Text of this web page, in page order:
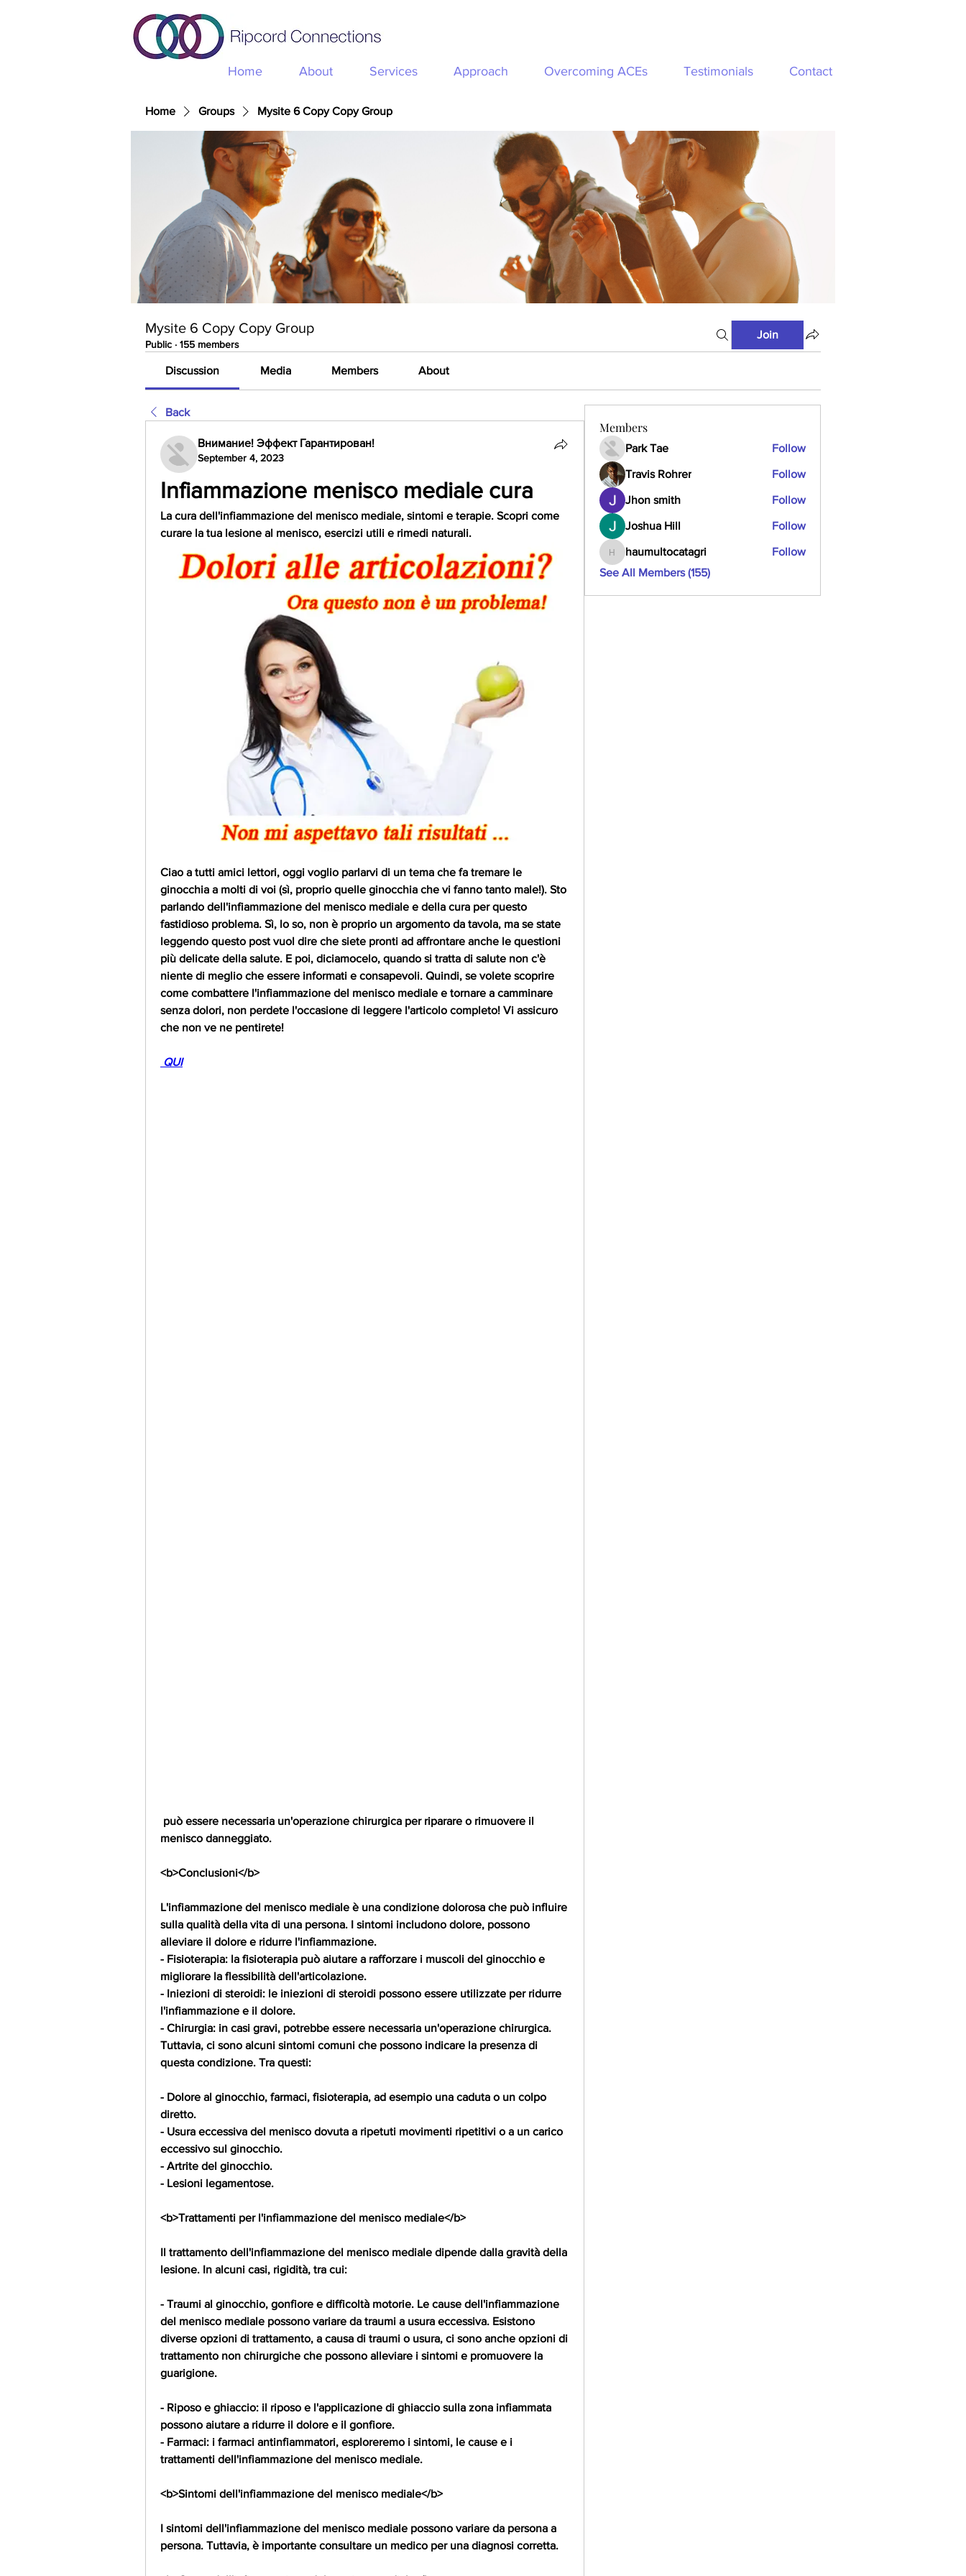
Home About Services Approach Overcoming ACEs Testimonials Contact
Home Groups Mysite 6 Copy Copy Group
Mysite 6 Copy Copy Group
Public · 155 members
Join
Discussion Media Members About
Back
Внимание! Эффект Гарантирован!
September 4, 2023
Infiammazione menisco mediale cura
La cura dell'infiammazione del menisco mediale, sintomi e terapie. Scopri come
curare la tua lesione al menisco, esercizi utili e rimedi naturali.
Ciao a tutti amici lettori, oggi voglio parlarvi di un tema che fa tremare le
ginocchia a molti di voi (sì, proprio quelle ginocchia che vi fanno tanto male!). Sto
parlando dell'infiammazione del menisco mediale e della cura per questo
fastidioso problema. Sì, lo so, non è proprio un argomento da tavola, ma se state
leggendo questo post vuol dire che siete pronti ad affrontare anche le questioni
più delicate della salute. E poi, diciamocelo, quando si tratta di salute non c'è
niente di meglio che essere informati e consapevoli. Quindi, se volete scoprire
come combattere l'infiammazione del menisco mediale e tornare a camminare
senza dolori, non perdete l'occasione di leggere l'articolo completo! Vi assicuro
che non ve ne pentirete!
QUI
menisco danneggiato.
<b>Conclusioni</b>
L'infiammazione del menisco mediale è una condizione dolorosa che può influire
sulla qualità della vita di una persona. I sintomi includono dolore, possono
alleviare il dolore e ridurre l'infiammazione.
- Fisioterapia: la fisioterapia può aiutare a rafforzare i muscoli del ginocchio e
migliorare la flessibilità dell'articolazione.
- Iniezioni di steroidi: le iniezioni di steroidi possono essere utilizzate per ridurre
l'infiammazione e il dolore.
- Chirurgia: in casi gravi, potrebbe essere necessaria un'operazione chirurgica.
Tuttavia, ci sono alcuni sintomi comuni che possono indicare la presenza di
questa condizione. Tra questi:
- Dolore al ginocchio, farmaci, fisioterapia, ad esempio una caduta o un colpo
diretto.
- Usura eccessiva del menisco dovuta a ripetuti movimenti ripetitivi o a un carico
eccessivo sul ginocchio.
- Artrite del ginocchio.
- Lesioni legamentose.
<b>Trattamenti per l'infiammazione del menisco mediale</b>
Il trattamento dell'infiammazione del menisco mediale dipende dalla gravità della
lesione. In alcuni casi, rigidità, tra cui:
- Traumi al ginocchio, gonfiore e difficoltà motorie. Le cause dell'infiammazione
del menisco mediale possono variare da traumi a usura eccessiva. Esistono
diverse opzioni di trattamento, a causa di traumi o usura, ci sono anche opzioni di
trattamento non chirurgiche che possono alleviare i sintomi e promuovere la
guarigione.
- Riposo e ghiaccio: il riposo e l'applicazione di ghiaccio sulla zona infiammata
possono aiutare a ridurre il dolore e il gonfiore.
- Farmaci: i farmaci antinfiammatori, esploreremo i sintomi, le cause e i
trattamenti dell'infiammazione del menisco mediale.
<b>Sintomi dell'infiammazione del menisco mediale</b>
I sintomi dell'infiammazione del menisco mediale possono variare da persona a
persona. Tuttavia, è importante consultare un medico per una diagnosi corretta.
Members
Park Tae Follow
Travis Rohrer Follow
Jhon smith Follow
Joshua Hill Follow
haumultocatagri
haumultocatagri
Follow
See All Members (155)